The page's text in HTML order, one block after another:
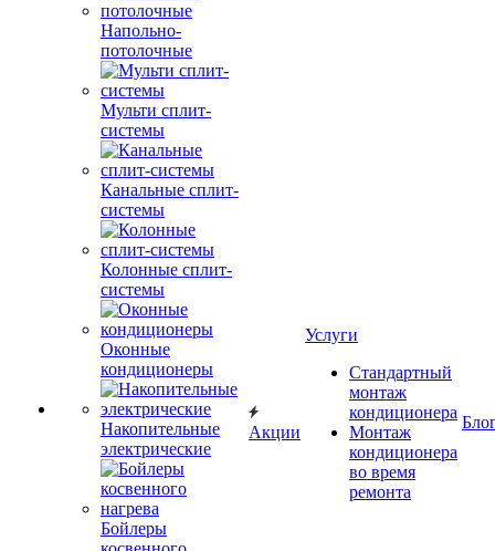
Напольно-
потолочные
Мульти сплит-
системы
Канальные сплит-
системы
Колонные сплит-
системы
Оконные
кондиционеры
Накопительные
электрические
Бойлеры
Акции
Услуги
Стандартный
монтаж
кондиционера
Монтаж
кондиционера
во время
ремонта